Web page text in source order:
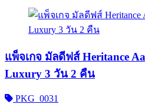
แพ็จเกจ มัลดีฟส์ Heritance
Luxury 3 วัน 2 คืน
PKG_0031